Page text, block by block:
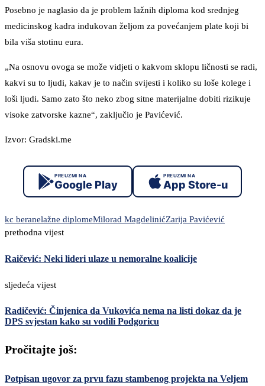
Posebno je naglasio da je problem lažnih diploma kod srednjeg
medicinskog kadra indukovan željom za povećanjem plate koji bi
bila viša stotinu eura.
„Na osnovu ovoga se može vidjeti o kakvom sklopu ličnosti se radi,
kakvi su to ljudi, kakav je to način svijesti i koliko su loše kolege i
loši ljudi. Samo zato što neko zbog sitne materijalne dobiti rizikuje
visoke zatvorske kazne“, zaključio je Pavićević.
Izvor: Gradski.me
PREUZMI NA
Google Play
PREUZMI NA
App Store-u
kc beranelažne diplomeMilorad MagdelinićZarija Pavićević
prethodna vijest
Raičević: Neki lideri ulaze u nemoralne koalicije
sljedeća vijest
Radičević: Činjenica da Vukovića nema na listi dokaz da je
DPS svjestan kako su vodili Podgoricu
Pročitajte još:
Potpisan ugovor za prvu fazu stambenog projekta na Veljem